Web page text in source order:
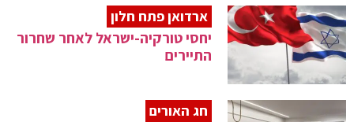
ארדואן פתח חלון
יחסי טורקיה-ישראל לאחר שחרור
התיירים
חג האורים